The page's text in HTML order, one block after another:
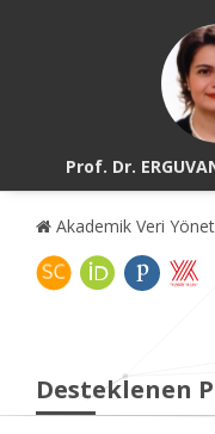
Prof. Dr.
Akademik Veri
Desteklenen